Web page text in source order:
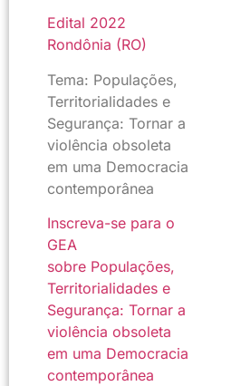
Edital 2022
Rondônia (RO)
Tema: Populações,
Territorialidades e
Segurança: Tornar a
violência obsoleta
em uma Democracia
contemporânea
Inscreva-se para o
GEA
sobre Populações,
Territorialidades e
Segurança: Tornar a
violência obsoleta
em uma Democracia
contemporânea